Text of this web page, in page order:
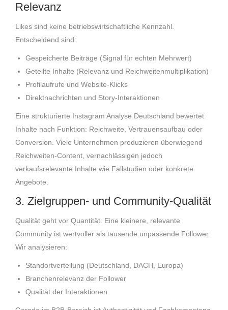
Relevanz
Likes sind keine betriebswirtschaftliche Kennzahl.
Entscheidend sind:
Gespeicherte Beiträge (Signal für echten Mehrwert)
Geteilte Inhalte (Relevanz und Reichweitenmultiplikation)
Profilaufrufe und Website-Klicks
Direktnachrichten und Story-Interaktionen
Eine strukturierte Instagram Analyse Deutschland bewertet
Inhalte nach Funktion: Reichweite, Vertrauensaufbau oder
Conversion. Viele Unternehmen produzieren überwiegend
Reichweiten-Content, vernachlässigen jedoch
verkaufsrelevante Inhalte wie Fallstudien oder konkrete
Angebote.
3. Zielgruppen- und Community-Qualität
Qualität geht vor Quantität. Eine kleinere, relevante
Community ist wertvoller als tausende unpassende Follower.
Wir analysieren:
Standortverteilung (Deutschland, DACH, Europa)
Branchenrelevanz der Follower
Qualität der Interaktionen